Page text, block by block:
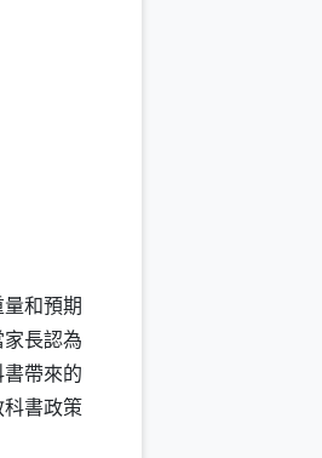
和預期
長認為
帶來的
書政策